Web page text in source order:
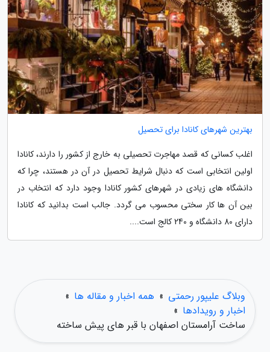
بهترین شهرهای کانادا برای تحصیل
اغلب کسانی که قصد مهاجرت تحصیلی به خارج از کشور را دارند، کانادا
اولین انتخابی است که دنبال شرایط تحصیل در آن در هستند، چرا که
دانشگاه های زیادی در شهرهای کشور کانادا وجود دارد که انتخاب در
بین آن ها کار سختی محسوب می گردد. جالب است بدانید که کانادا
دارای 80 دانشگاه و 240 کالج است....
وبلاگ علیپور رحمتی » همه اخبار و مقاله ها »
اخبار و رویدادها »
ساخت آرامستان اصفهان با قبر های پیش ساخته